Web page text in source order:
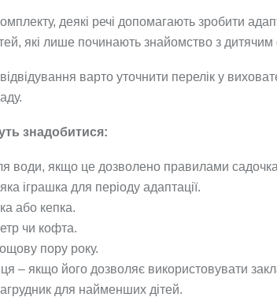
деякі речі допомагають зробити
які лише починають знайомство з дитячим
варто уточнити перелік у
знадобитися:
води, якщо це дозволено правилами
іграшка для періоду адаптації.
або кепка.
чи кофта.
пору року.
– якщо його дозволяє використовувати
для найменших дітей.